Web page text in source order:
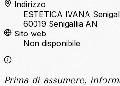
Indirizzo
ESTETICA IVANA
60019 Senigallia AN
Sito web
Non disponibile
Prima di assumere,